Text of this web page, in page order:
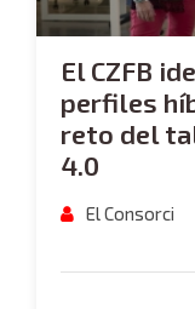
El CZFB
perfiles
reto del
4.0
El Consorci